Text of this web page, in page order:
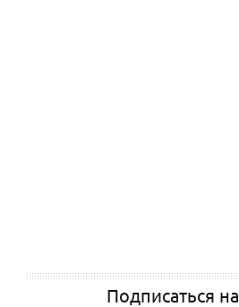
Подписаться на